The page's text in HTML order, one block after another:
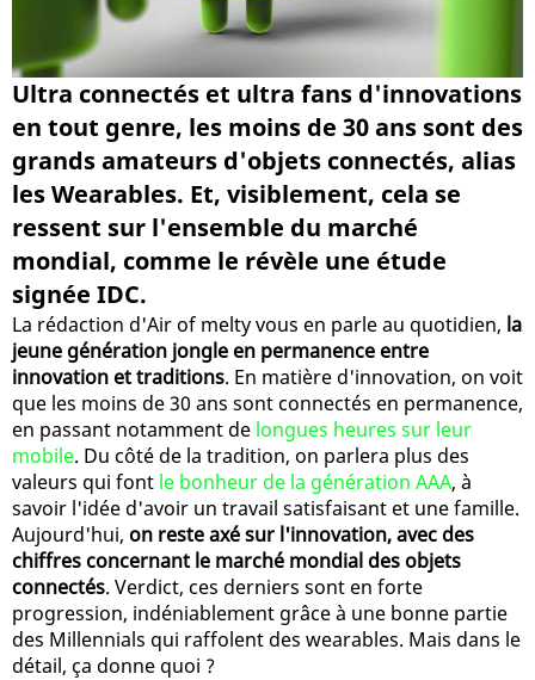
Ultra connectés et ultra fans d'innovations
en tout genre, les moins de 30 ans sont des
grands amateurs d'objets connectés, alias
les Wearables. Et, visiblement, cela se
ressent sur l'ensemble du marché
mondial, comme le révèle une étude
signée IDC.
La rédaction d'Air of melty vous en parle au quotidien, la
jeune génération jongle en permanence entre
innovation et traditions. En matière d'innovation, on voit
que les moins de 30 ans sont connectés en permanence,
en passant notamment de longues heures sur leur
mobile. Du côté de la tradition, on parlera plus des
valeurs qui font le bonheur de la génération AAA, à
savoir l'idée d'avoir un travail satisfaisant et une famille.
Aujourd'hui, on reste axé sur l'innovation, avec des
chiffres concernant le marché mondial des objets
connectés. Verdict, ces derniers sont en forte
progression, indéniablement grâce à une bonne partie
des Millennials qui raffolent des wearables. Mais dans le
détail, ça donne quoi ?